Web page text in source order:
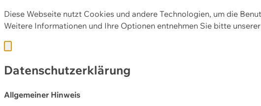
Diese Webseite nutzt Cookies und andere Technologien, um die
Weitere Informationen und Ihre Optionen entnehmen Sie bitte unserer
Datenschutzerklärung
Allgemeiner Hinweis